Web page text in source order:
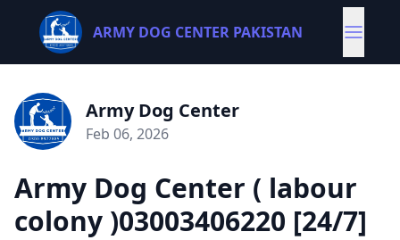
ARMY DOG CENTER PAKISTAN
Army Dog Center
Feb 06, 2026
Army Dog Center ( labour
colony )03003406220 [24/7]